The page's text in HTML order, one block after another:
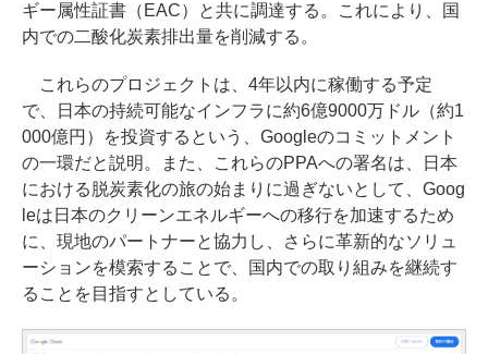
ギー属性証書（EAC）と共に調達する。これにより、国
内での二酸化炭素排出量を削減する。
これらのプロジェクトは、4年以内に稼働する予定
で、日本の持続可能なインフラに約6億9000万ドル（約1
000億円）を投資するという、Googleのコミットメント
の一環だと説明。また、これらのPPAへの署名は、日本
における脱炭素化の旅の始まりに過ぎないとして、Goog
leは日本のクリーンエネルギーへの移行を加速するため
に、現地のパートナーと協力し、さらに革新的なソリュ
ーションを模索することで、国内での取り組みを継続す
ることを目指すとしている。